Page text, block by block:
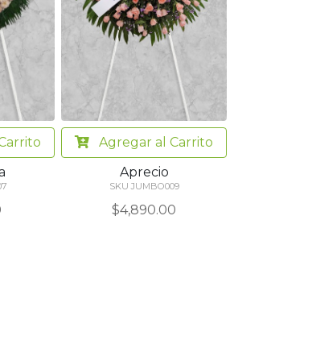
Agregaral Carrito
Aprecio
SKU JUMBO009
$4,890.00